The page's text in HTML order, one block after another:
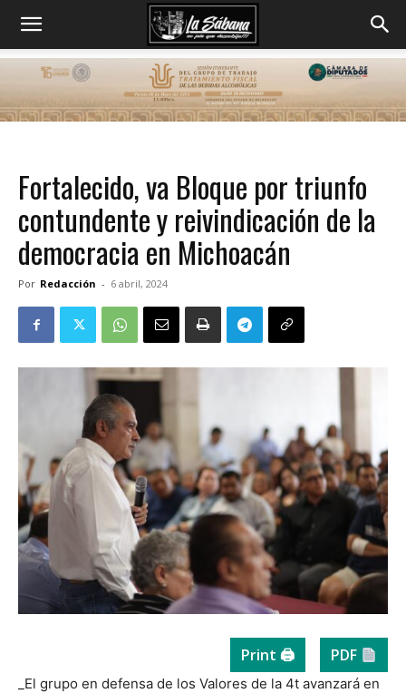
Fortalecido, va Bloque por triunfo
contundente y reivindicación de la
democracia en Michoacán
Por Redacción - 6 abril, 2024
Print 🖨 PDF
_El grupo en defensa de los Valores de la 4t avanzará en